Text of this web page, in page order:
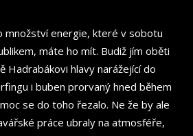
množství energie, které v sobotu
máte ho mít. Budiž jím oběti
Hadrabákovi hlavy narážející do
i buben prorvaný hned během
se do toho řezalo. Ne že by ale
práce ubraly na atmosféře,